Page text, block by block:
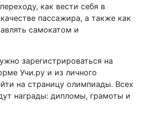
как вести себя в
пассажира, а также как
самокатом и
зарегистрироваться на
Учи.ру и из личного
на страницу олимпиады. Всех
награды: дипломы, грамоты и